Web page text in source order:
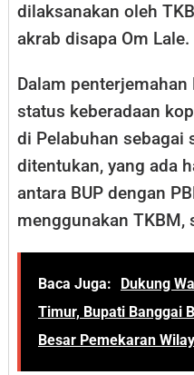
dilaksanakan oleh
akrab disapa Om Lale.
Dalam
status keberadaan
di Pelabuhan sebagai
ditentukan, yang ada
antara BUP dengan
menggunakan TKBM,
Baca Juga:
Dukung
Timur, Bupati Banggai
Besar Pemekaran